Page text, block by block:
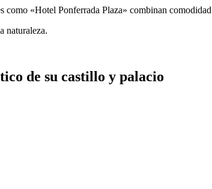
como «Hotel Ponferrada Plaza» combinan
naturaleza.
de su castillo y palacio